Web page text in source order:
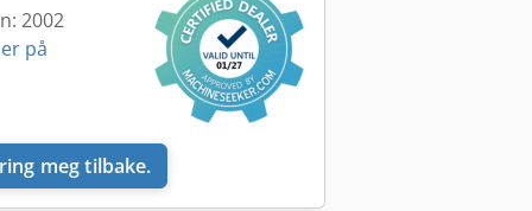
2002
på
meg tilbake.